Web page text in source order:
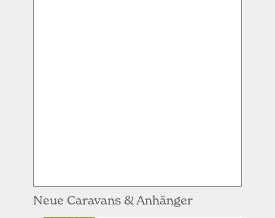
Neue Caravans & Anhänger